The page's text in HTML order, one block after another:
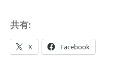
共有:
X Facebook